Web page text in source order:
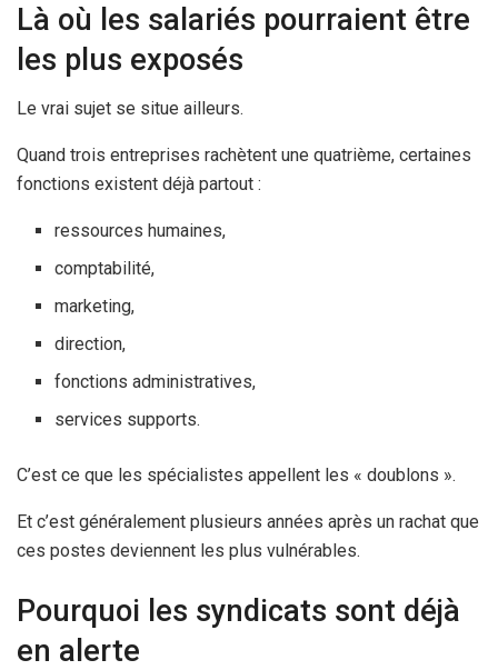
Là où les salariés pourraient être
les plus exposés
Le vrai sujet se situe ailleurs.
Quand trois entreprises rachètent une quatrième, certaines
fonctions existent déjà partout :
ressources humaines,
comptabilité,
marketing,
direction,
fonctions administratives,
services supports.
C’est ce que les spécialistes appellent les « doublons ».
Et c’est généralement plusieurs années après un rachat que
ces postes deviennent les plus vulnérables.
Pourquoi les syndicats sont déjà
en alerte